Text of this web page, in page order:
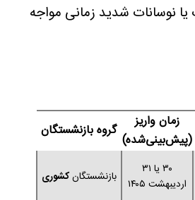
نوسانات شدید زمانی مواجه
گروه بازنشستگان
زمان واریز
(پیش‌بینی‌شده)
بازنشستگانکشوری
۳۰ یا ۳۱
اردیبهشت ۱۴۰۵